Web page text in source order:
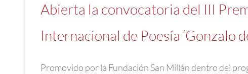
Abierta la convocatoria del III
Internacional de Poesía ‘Gonzalo
Promovido por la Fundación San Millán dentro del